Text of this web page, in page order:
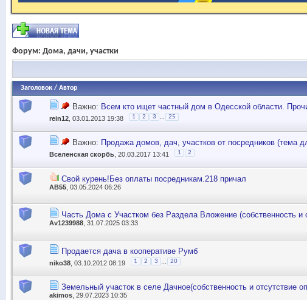
Форум: Дома, дачи, участки
Заголовок / Автор
Важно: Всем кто ищет частный дом в Одесской области.
rein12 , 03.01.2013 19:38 1 2 3 25
Важно: Продажа домов, дач, участков от посредников (тема
Вселенская скорбь , 20.03.2017 13:41 1 2
Свой курень!Без оплаты посредникам.218 причал
АВ55 , 03.05.2024 06:26
Часть Дома с Участком без Раздела Вложение (собственность и
Av1239988, 31.07.2025 03:33
Продается дача в кооперативе Румб
niko38 , 03.10.2012 08:19 1 2 3 20
Земельный участок в селе Дачное(собственность и отсутствие
akimos , 29.07.2023 10:35